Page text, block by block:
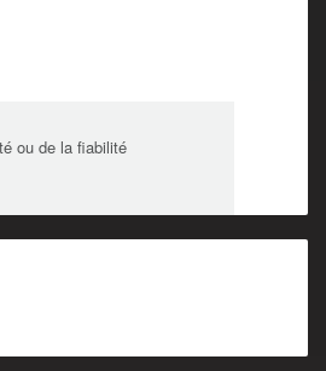
ou de la fiabilité